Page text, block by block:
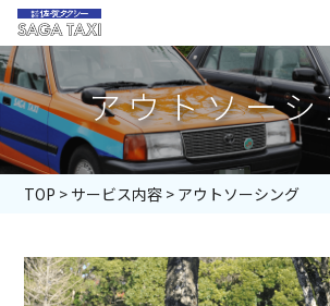
アウトソー
TOP > サービス内容 > アウトソーシング